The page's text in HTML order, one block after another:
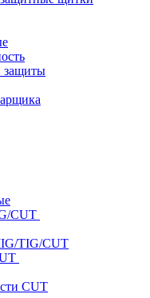
защиты
CUT
TIG/CUT
CUT